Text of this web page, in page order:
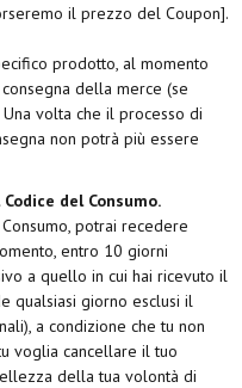
il prezzo del Coupon].
prodotto, al momento
della merce (se
volta che il processo di
non potrà più essere
del Consumo.
potrai recedere
entro 10 giorni
a quello in cui hai ricevuto il
qualsiasi giorno esclusi il
a condizione che tu non
voglia cancellare il tuo
della tua volontà di